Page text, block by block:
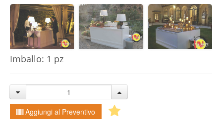
Imballo: 1 pz
Aggiungi al Preventivo